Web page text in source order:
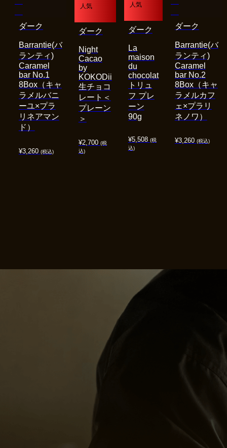
¥3,260 (税込)
Barrantie(バ
ランティ)
Caramel
bar No.1
8Box（キャ
ラメルバニ
ーユ×プラ
リネアマン
ド）
ダーク
人気
¥2,700 (税
込)
Night
Cacao
by
KOKODii
生チョコ
レート＜
プレーン
＞
ダーク
人気
¥5,508 (税
込)
La
maison
du
chocolat
トリュ
フ プレ
ーン
90g
ダーク
¥3,260 (税込)
Barrantie(バ
ランティ)
Caramel
bar No.2
8Box（キャ
ラメルカフ
ェ×プラリ
ネノワ）
ダーク